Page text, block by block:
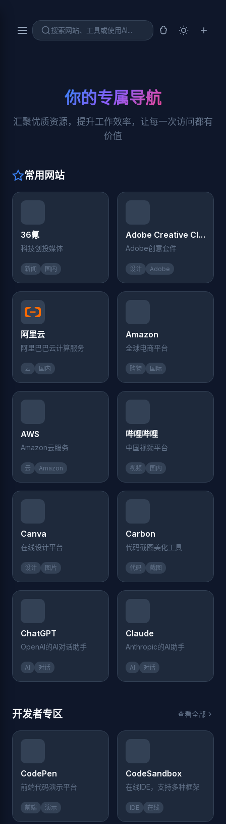
搜索网站、工具或使用AI...
你的专属导航
汇聚优质资源，提升工作效率，让每一次访问都有
价值
常用网站
36氪
科技创投媒体
新闻 国内
Adobe Creative Cloud
Adobe创意套件
设计 Adobe
阿里云
阿里巴巴云计算服务
云 国内
Amazon
全球电商平台
购物 国际
AWS
Amazon云服务
云 Amazon
哔哩哔哩
中国视频平台
视频 国内
Canva
在线设计平台
设计 图片
Carbon
代码截图美化工具
代码 截图
ChatGPT
OpenAI的AI对话助手
AI 对话
Claude
Anthropic的AI助手
AI 对话
开发者专区 查看全部
CodePen
前端代码演示平台
前端 演示
CodeSandbox
在线IDE，支持多种框架
IDE 在线